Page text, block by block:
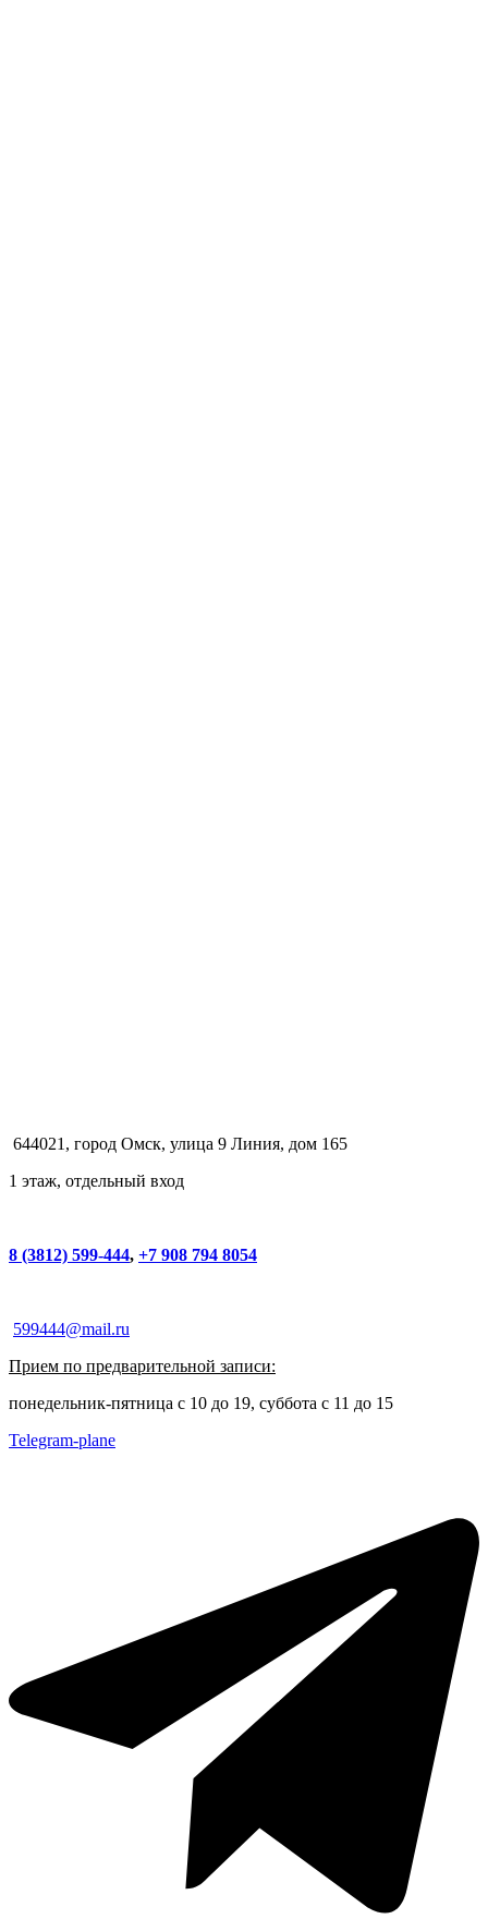
644021, город Омск, улица 9 Линия, дом 165
1 этаж, отдельный вход
8 (3812) 599-444, +7 908 794 8054
599444@mail.ru
Прием по предварительной записи:
понедельник-пятница с 10 до 19, суббота с 11 до 15
Telegram-plane